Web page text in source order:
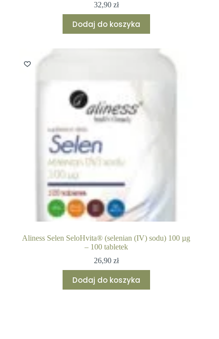
32,90 zł
Dodaj do koszyka
Aliness Selen SeloHvita® (selenian (IV) sodu) 100 µg
– 100 tabletek
26,90 zł
Dodaj do koszyka